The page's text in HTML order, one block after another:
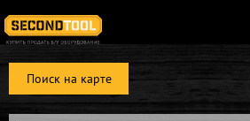
Поиск на карте